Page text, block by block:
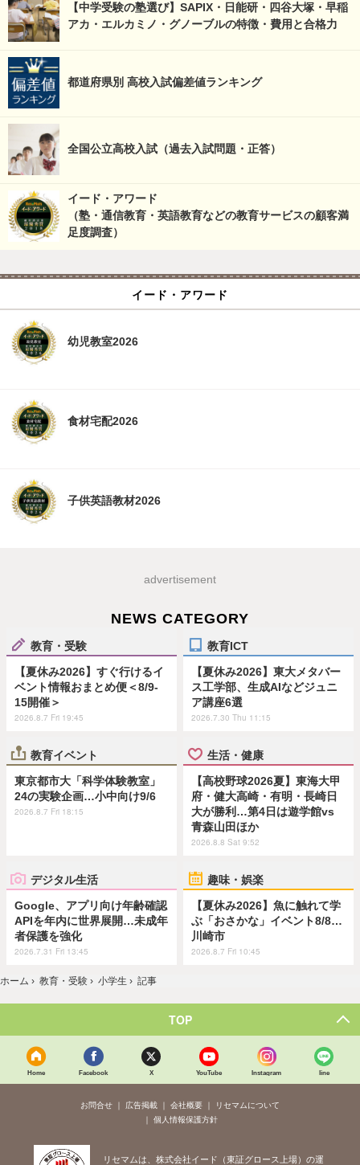
【中学受験の塾選び】SAPIX・日能研・四谷大塚・早稲
アカ・エルカミノ・グノーブルの特徴・費用と合格力
都道府県別 高校入試偏差値ランキング
全国公立高校入試（過去入試問題・正答）
イード・アワード
（塾・通信教育・英語教育などの教育サービスの顧客満
足度調査）
イード・アワード
幼児教室2026
食材宅配2026
子供英語教材2026
advertisement
NEWS CATEGORY
教育・受験
【夏休み2026】すぐ行けるイ
ベント情報おまとめ便＜8/9-
15開催＞
2026.8.7 Fri 19:45
教育ICT
【夏休み2026】東大メタバー
ス工学部、生成AIなどジュニ
ア講座6選
2026.7.30 Thu 11:15
教育イベント
東京都市大「科学体験教室」
24の実験企画…小中向け9/6
2026.8.7 Fri 18:15
生活・健康
【高校野球2026夏】東海大甲
府・健大高崎・有明・長崎日
大が勝利…第4日は遊学館vs
青森山田ほか
2026.8.8 Sat 9:52
デジタル生活
Google、アプリ向け年齢確認
APIを年内に世界展開…未成年
者保護を強化
2026.7.31 Fri 13:45
趣味・娯楽
【夏休み2026】魚に触れて学
ぶ「おさかな」イベント8/8…
川崎市
2026.8.7 Fri 10:45
ホーム › 教育・受験 › 小学生 › 記事
TOP
Home Facebook X YouTube Instagram line
お問合せ 広告掲載 会社概要
リセマムについて
個人情報保護方針
リセマムは、株式会社イード（東証グロース上場）の運